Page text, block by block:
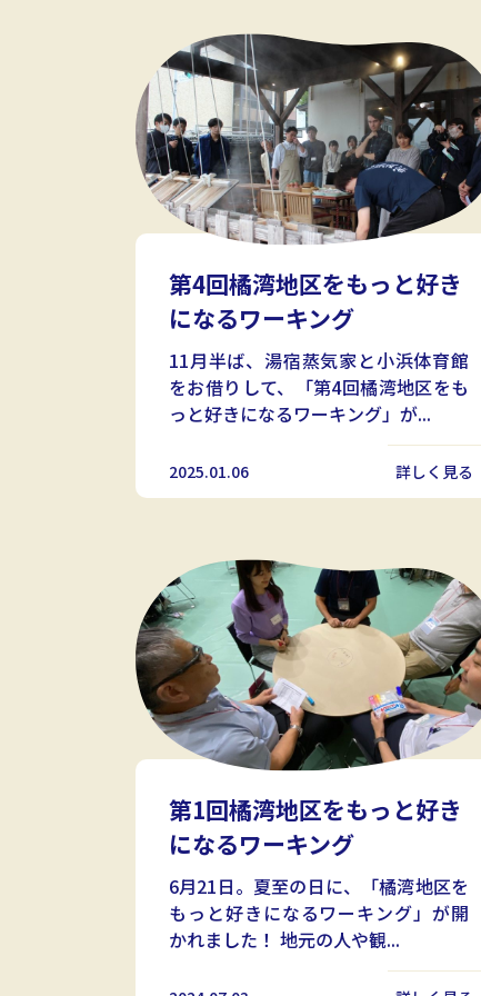
第4回橘湾地区をもっと好き
になるワーキング
11月半ば、湯宿蒸気家と小浜体育館
をお借りして、「第4回橘湾地区をも
っと好きになるワーキング」が...
2025.01.06 詳しく見る
第1回橘湾地区をもっと好き
になるワーキング
6月21日。夏至の日に、「橘湾地区を
もっと好きになるワーキング」が開
かれました！ 地元の人や観...